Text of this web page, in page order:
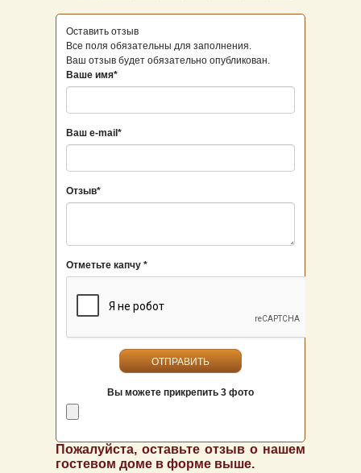
Оставить отзыв
Все поля обязательны для заполнения.
Ваш отзыв будет обязательно опубликован.
Ваше имя
Ваш е-mail
Отзыв
Отметьте капчу *
ОТПРАВИТЬ
Вы можете прикрепить 3 фото
Пожалуйста, оставьте отзыв о нашем
гостевом доме в форме выше.